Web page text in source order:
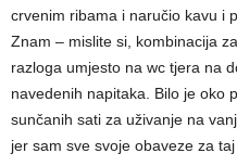
crvenim ribama i naručio kavu i
Znam – mislite si, kombinacija
razloga umjesto na wc tjera na
navedenih napitaka. Bilo je oko
sunčanih sati za uživanje na
jer sam sve svoje obaveze za